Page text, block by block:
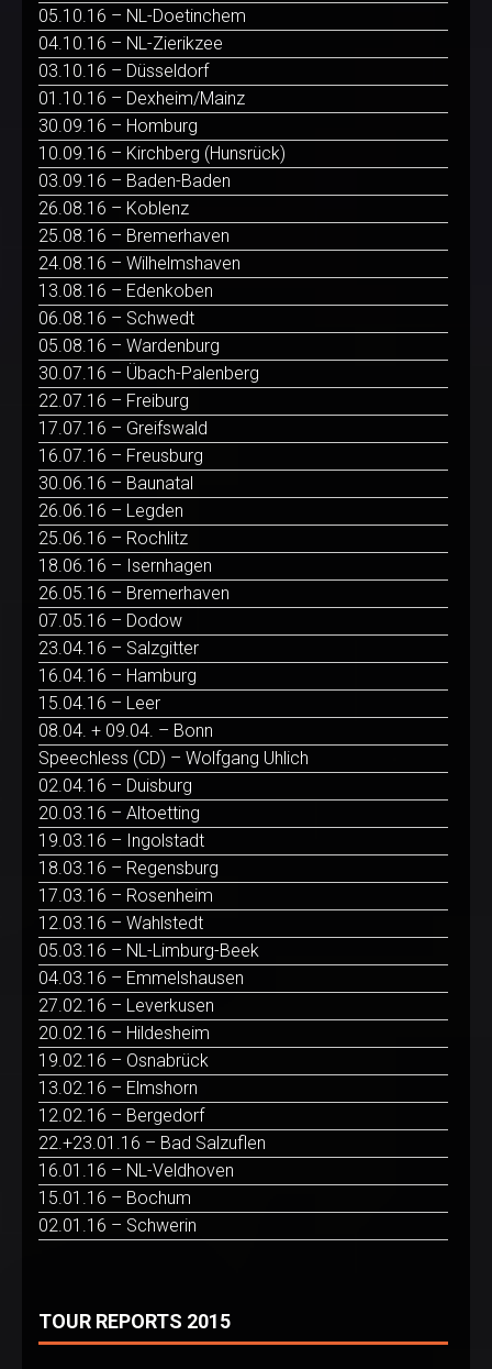
05.10.16 – NL-Doetinchem
04.10.16 – NL-Zierikzee
03.10.16 – Düsseldorf
01.10.16 – Dexheim/Mainz
30.09.16 – Homburg
10.09.16 – Kirchberg (Hunsrück)
03.09.16 – Baden-Baden
26.08.16 – Koblenz
25.08.16 – Bremerhaven
24.08.16 – Wilhelmshaven
13.08.16 – Edenkoben
06.08.16 – Schwedt
05.08.16 – Wardenburg
30.07.16 – Übach-Palenberg
22.07.16 – Freiburg
17.07.16 – Greifswald
16.07.16 – Freusburg
30.06.16 – Baunatal
26.06.16 – Legden
25.06.16 – Rochlitz
18.06.16 – Isernhagen
26.05.16 – Bremerhaven
07.05.16 – Dodow
23.04.16 – Salzgitter
16.04.16 – Hamburg
15.04.16 – Leer
08.04. + 09.04. – Bonn
Speechless (CD) – Wolfgang Uhlich
02.04.16 – Duisburg
20.03.16 – Altoetting
19.03.16 – Ingolstadt
18.03.16 – Regensburg
17.03.16 – Rosenheim
12.03.16 – Wahlstedt
05.03.16 – NL-Limburg-Beek
04.03.16 – Emmelshausen
27.02.16 – Leverkusen
20.02.16 – Hildesheim
19.02.16 – Osnabrück
13.02.16 – Elmshorn
12.02.16 – Bergedorf
22.+23.01.16 – Bad Salzuflen
16.01.16 – NL-Veldhoven
15.01.16 – Bochum
02.01.16 – Schwerin
TOUR REPORTS 2015